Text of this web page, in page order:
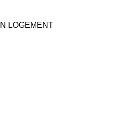
LOGEMENT